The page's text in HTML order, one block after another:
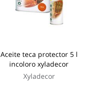
Aceite teca protector 5 l
incoloro xyladecor
Xyladecor